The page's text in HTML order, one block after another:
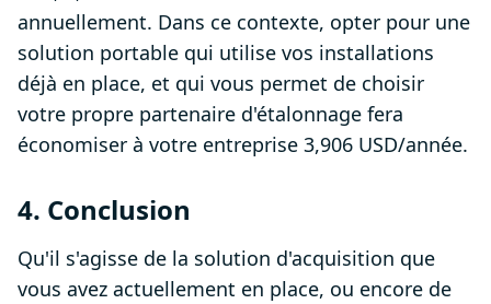
annuellement. Dans ce contexte, opter pour une
solution portable qui utilise vos installations
déjà en place, et qui vous permet de choisir
votre propre partenaire d'étalonnage fera
économiser à votre entreprise 3,906 USD/année.
4. Conclusion
Qu'il s'agisse de la solution d'acquisition que
vous avez actuellement en place, ou encore de